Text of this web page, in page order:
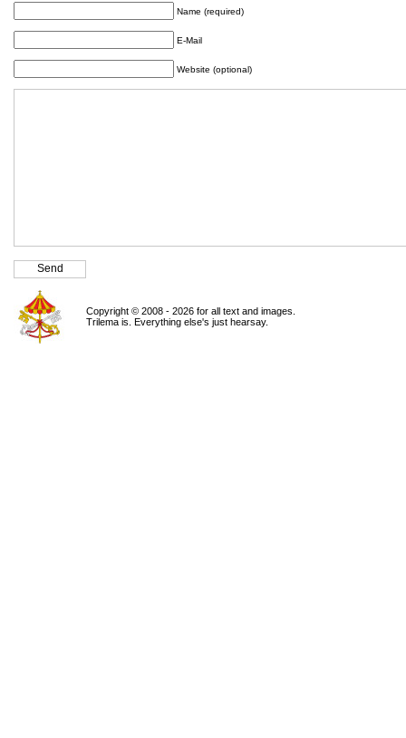
Name (required)
E-Mail
Website (optional)
Copyright © 2008 - 2026 for all text and images.
Trilema is. Everything else's just hearsay.